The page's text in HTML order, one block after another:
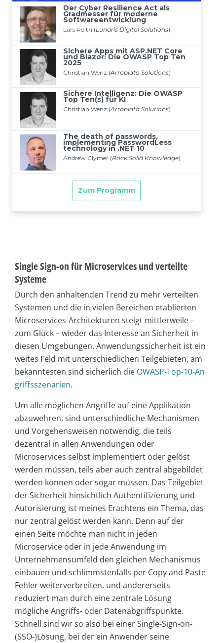
Single Sign-on für Microservices und verteilte
Systeme
Durch den anhaltenden Trend zu mehr verteilten
Systemen und die in vielen Bereichen etablierten
Microservices-Architekturen steigt mittlerweile –
zum Glück – wieder das Interesse an Sicherheit in
diesen Umgebungen. Anwendungssicherheit ist ein
weites Feld mit unterschiedlichen Teilgebieten, am
bekanntesten sind sicherlich die OWASP-Top-10-An
griffsszenarien.
Um alle möglichen Angriffe auf eine Applikation
abzuwehren, sind unterschiedliche Mechanismen
und Vorgehensweisen notwendig, die teils
dezentral in allen Anwendungen oder
Microservices selbst implementiert oder gelöst
werden müssen, teils aber auch zentral abgebildet
werden können oder sogar müssen. Das Teilgebiet
der Sicherheit hinsichtlich Authentifizierung und
Autorisierung ist meines Erachtens ein Thema, das
nur zentral gelöst werden kann. Denn auf der
einen Seite möchte man nicht in jeden
Microservice oder in jede Anwendung im
Unternehmensumfeld den gleichen Mechanismus
einbauen und schlimmstenfalls per Copy and Paste
Fehler weiterverbreiten, und andererseits
reduziert man durch eine zentrale Lösung
mögliche Angriffs- oder Datenabgriffspunkte.
Schnell sind wir so also bei einer Single-Sign-on-
(SSO-)Lösung, bei der ein Anwender seine